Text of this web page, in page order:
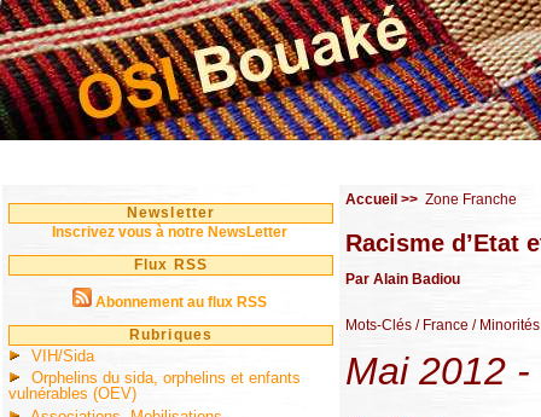
Newsletter
Inscrivez vous à notre NewsLetter
Flux RSS
Abonnement au flux RSS
Rubriques
VIH/Sida
Orphelins du sida, orphelins et enfants
vulnérables (OEV)
Accueil >> Zone Franche
Racisme d’Etat
Par Alain Badiou
Mots-Clés / France /
Mai 2012